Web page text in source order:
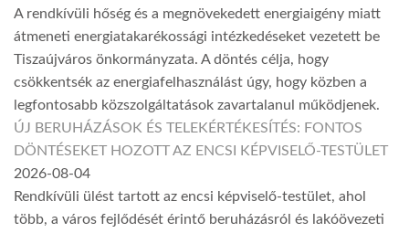
A rendkívüli hőség és a megnövekedett energiaigény miatt
átmeneti energiatakarékossági intézkedéseket vezetett be
Tiszaújváros önkormányzata. A döntés célja, hogy
csökkentsék az energiafelhasználást úgy, hogy közben a
legfontosabb közszolgáltatások zavartalanul működjenek.
ÚJ BERUHÁZÁSOK ÉS TELEKÉRTÉKESÍTÉS: FONTOS
DÖNTÉSEKET HOZOTT AZ ENCSI KÉPVISELŐ-TESTÜLET
2026-08-04
Rendkívüli ülést tartott az encsi képviselő-testület, ahol
több, a város fejlődését érintő beruházásról és lakóövezeti